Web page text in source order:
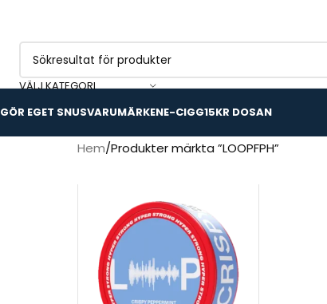
VÄLJ KATEGORI
GÖR EGET SNUSVARUMÄRKENE-CIGG15KR DOSAN
Hem Produkter märkta ”LOOPFPH”